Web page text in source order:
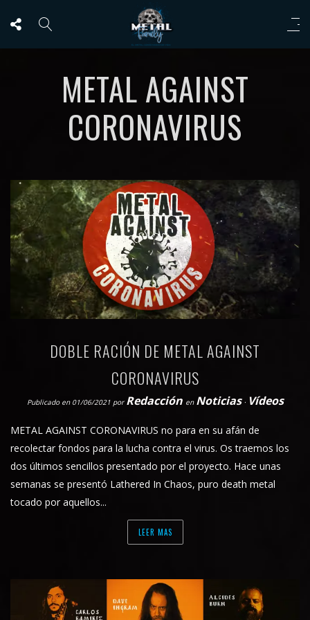
METAL AGAINST
CORONAVIRUS
DOBLE RACIÓN DE METAL AGAINST
CORONAVIRUS
Publicado en 01/06/2021 por Redacción en Noticias⋅ Vídeos
METAL AGAINST CORONAVIRUS no para en su afán de
recolectar fondos para la lucha contra el virus. Os traemos los
dos últimos sencillos presentado por el proyecto. Hace unas
semanas se presentó Lathered In Chaos, puro death metal
tocado por aquellos...
LEER MAS